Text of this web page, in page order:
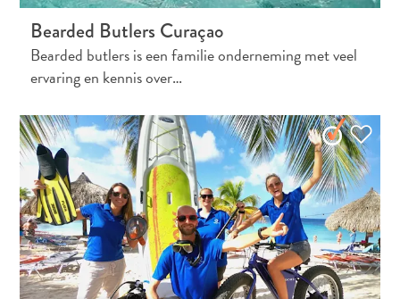
Bearded Butlers Curaçao
Bearded butlers is een familie onderneming met veel
ervaring en kennis over…